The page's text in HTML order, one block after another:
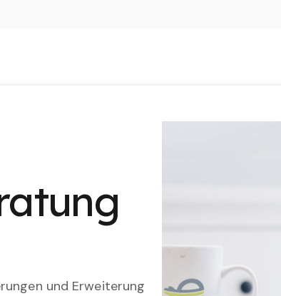
und Erweiterung